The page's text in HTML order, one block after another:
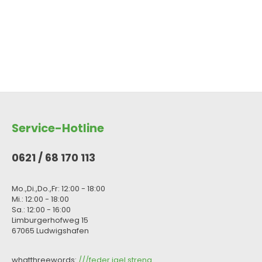
Service-Hotline
0621 / 68 170 113
Mo.,Di.,Do.,Fr: 12:00 - 18:00
Mi.: 12:00 - 18:00
Sa.: 12:00 - 16:00
Limburgerhofweg 15
67065 Ludwigshafen